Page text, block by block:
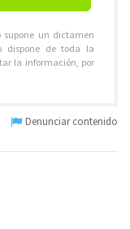
supone un dictamen
dispone de toda la
la información, por
Denunciar contenido